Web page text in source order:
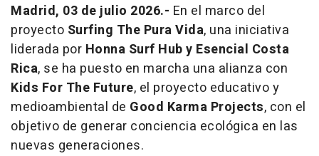
Madrid, 03 de julio 2026.- En el marco del
proyecto Surfing The Pura Vida, una iniciativa
liderada por Honna Surf Hub y Esencial Costa
Rica, se ha puesto en marcha una alianza con
Kids For The Future, el proyecto educativo y
medioambiental de Good Karma Projects, con el
objetivo de generar conciencia ecológica en las
nuevas generaciones.